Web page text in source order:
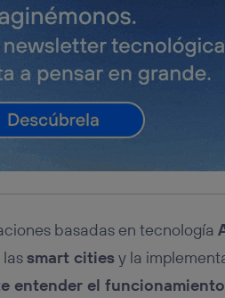
basadas en tecnología
smart citiesy la
entender el
uso de la tecnología recibirá el
ancha
(p. ej., Wi-Fi), el marketing o
de navegación de los miembros
será más personalizado, ya que
usuario del móvil.
Utiq seleccionando “Administrar
el portal de privacidad de Utiq
política de privacidad de Utiq.